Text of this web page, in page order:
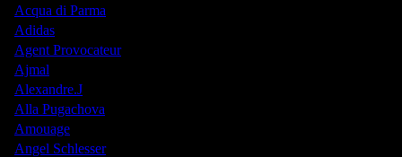
Acqua di Parma
Adidas
Agent Provocateur
Ajmal
Alexandre.J
Alla Pugachova
Amouage
Angel Schlesser